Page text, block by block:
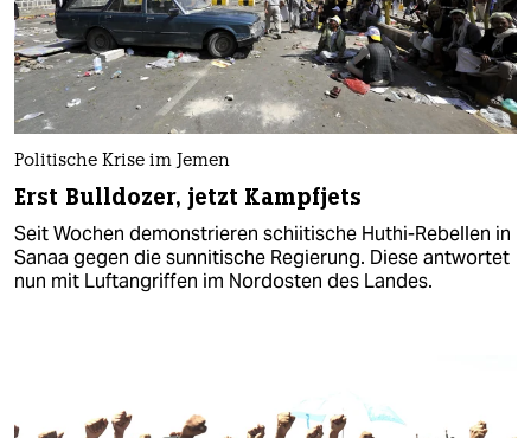
Politische Krise im Jemen
Erst Bulldozer, jetzt Kampfjets
Seit Wochen demonstrieren schiitische Huthi-Rebellen in
Sanaa gegen die sunnitische Regierung. Diese antwortet
nun mit Luftangriffen im Nordosten des Landes.